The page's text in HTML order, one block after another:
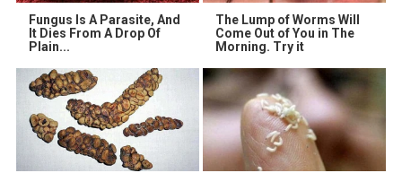
Fungus Is A Parasite, And
It Dies From A Drop Of
Plain...
The Lump of Worms Will
Come Out of You in The
Morning. Try it